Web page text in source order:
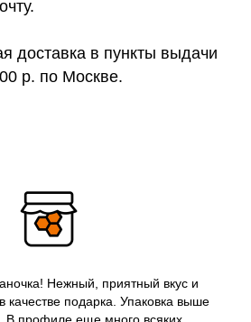
доставка в пункты выдачи
р. по Москве.
Нежный, приятный вкус и
качестве подарка. Упаковка выше